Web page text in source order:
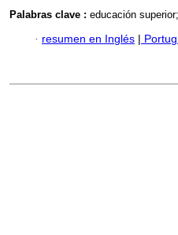
Palabras clave : educación
· resumen en Inglés |